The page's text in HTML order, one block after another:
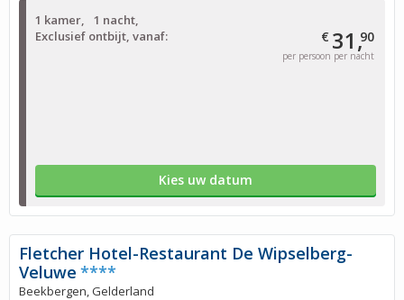
1 kamer
1 nacht
Exclusief ontbijt, vanaf:
€ 31,90
per persoon per nacht
Kies uw datum
Fletcher Hotel-Restaurant De Wipselberg-
Veluwe ****
Beekbergen, Gelderland